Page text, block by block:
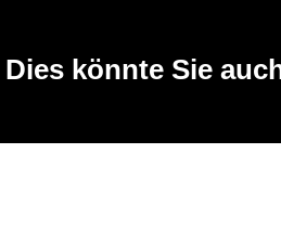
Dies könnte Sie